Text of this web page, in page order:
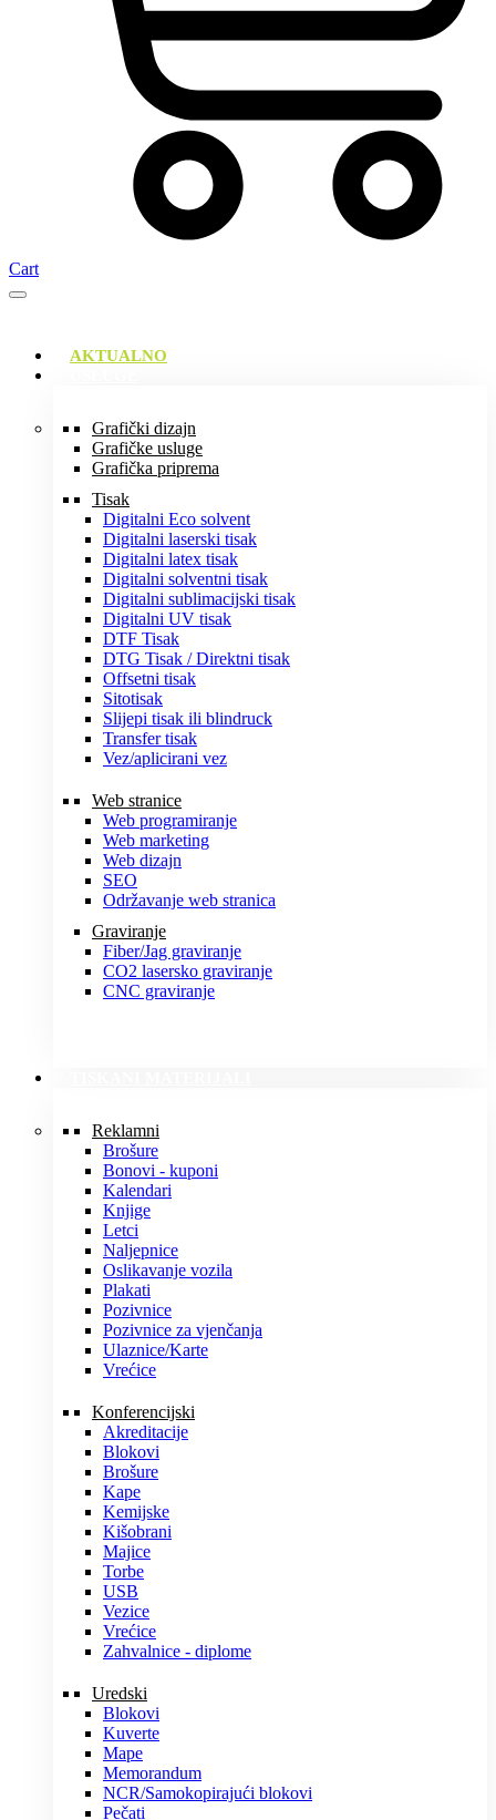
Cart
AKTUALNO
Grafički dizajn
Grafičke usluge
Grafička priprema
Tisak
Digitalni Eco solvent
Digitalni laserski tisak
Digitalni latex tisak
Digitalni solventni tisak
Digitalni sublimacijski tisak
Digitalni UV tisak
DTF Tisak
DTG Tisak / Direktni tisak
Offsetni tisak
Sitotisak
Slijepi tisak ili blindruck
Transfer tisak
Vez/aplicirani vez
Web stranice
Web programiranje
Web marketing
Web dizajn
SEO
Održavanje web stranica
Graviranje
Fiber/Jag graviranje
CO2 lasersko graviranje
CNC graviranje
Reklamni
Brošure
Bonovi - kuponi
Kalendari
Knjige
Letci
Naljepnice
Oslikavanje vozila
Plakati
Pozivnice
Pozivnice za vjenčanja
Ulaznice/Karte
Vrećice
Konferencijski
Akreditacije
Blokovi
Brošure
Kape
Kemijske
Kišobrani
Majice
Torbe
USB
Vezice
Vrećice
Zahvalnice - diplome
Uredski
Blokovi
Kuverte
Mape
Memorandum
NCR/Samokopirajući blokovi
Pečati